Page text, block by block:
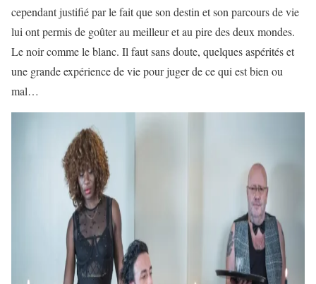
cependant justifié par le fait que son destin et son parcours de vie
lui ont permis de goûter au meilleur et au pire des deux mondes.
Le noir comme le blanc. Il faut sans doute, quelques aspérités et
une grande expérience de vie pour juger de ce qui est bien ou
mal…